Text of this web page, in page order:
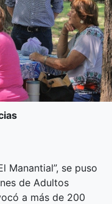
Manantial”, se puso
de Adultos
a más de 200